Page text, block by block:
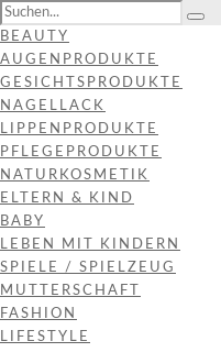
BEAUTY
AUGENPRODUKTE
GESICHTSPRODUKTE
NAGELLACK
LIPPENPRODUKTE
PFLEGEPRODUKTE
NATURKOSMETIK
ELTERN & KIND
BABY
LEBEN MIT KINDERN
SPIELE / SPIELZEUG
MUTTERSCHAFT
FASHION
LIFESTYLE